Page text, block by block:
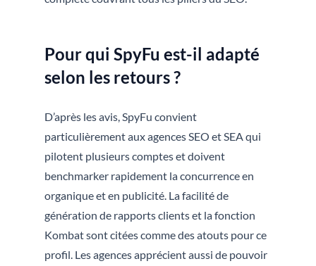
Pour qui SpyFu est-il adapté
selon les retours ?
D’après les avis, SpyFu convient
particulièrement aux agences SEO et SEA qui
pilotent plusieurs comptes et doivent
benchmarker rapidement la concurrence en
organique et en publicité. La facilité de
génération de rapports clients et la fonction
Kombat sont citées comme des atouts pour ce
profil. Les agences apprécient aussi de pouvoir